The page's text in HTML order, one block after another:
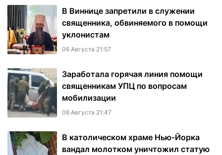
В Виннице запретили в служении
священника, обвиняемого в помощи
уклонистам
06 Августа 21:57
Заработала горячая линия помощи
священникам УПЦ по вопросам
мобилизации
06 Августа 21:47
В католическом храме Нью-Йорка
вандал молотком уничтожил статую